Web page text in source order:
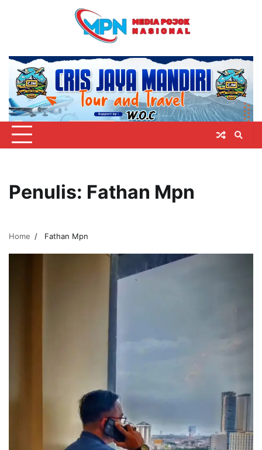
Penulis: Fathan Mpn
Home Fathan Mpn